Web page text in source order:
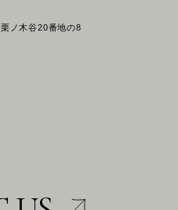
ノ木谷20番地の8